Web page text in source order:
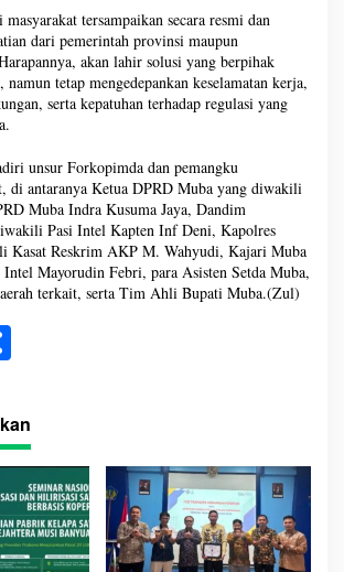
tersampaikan secara resmi dan
dari pemerintah provinsi maupun
akan lahir solusi yang berpihak
namun tetap mengedepankan keselamatan kerja,
serta kepatuhan terhadap regulasi yang
unsur Forkopimda dan pemangku
di antaranya Ketua DPRD Muba yang diwakili
Muba Indra Kusuma Jaya, Dandim
Pasi Intel Kapten Inf Deni, Kapolres
Kasat Reskrim AKP M. Wahyudi, Kajari Muba
Mayorudin Febri, para Asisten Setda Muba,
terkait, serta Tim Ahli Bupati Muba.(Zul)
re